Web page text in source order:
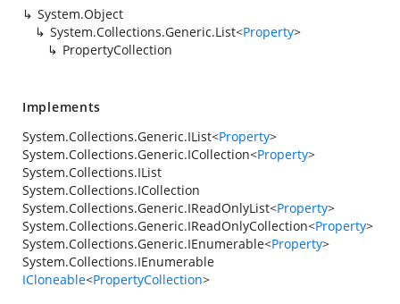
System.Object
System.Collections.Generic.List<Property>
PropertyCollection
Implements
System.Collections.Generic.IList<Property>
System.Collections.Generic.ICollection<Property>
System.Collections.IList
System.Collections.ICollection
System.Collections.Generic.IReadOnlyList<Property>
System.Collections.Generic.IReadOnlyCollection<Property>
System.Collections.Generic.IEnumerable<Property>
System.Collections.IEnumerable
ICloneable<PropertyCollection>